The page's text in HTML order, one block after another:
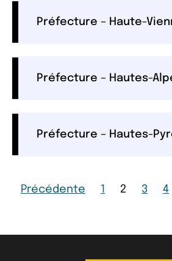
Préfecture – Haute-
Préfecture – Hautes-
Préfecture – Hautes-
Page
Précédente Page
1 Page
2 Page
3 4